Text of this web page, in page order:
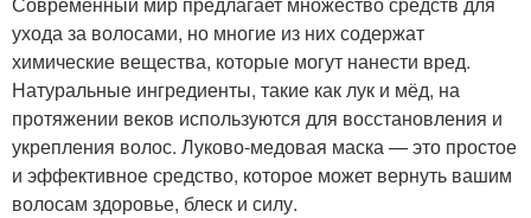
ухода за волосами, но многие из них содержат
химические вещества, которые могут нанести вред.
Натуральные ингредиенты, такие как лук и мёд, на
протяжении веков используются для восстановления и
укрепления волос. Луково-медовая маска — это простое
и эффективное средство, которое может вернуть вашим
волосам здоровье, блеск и силу.